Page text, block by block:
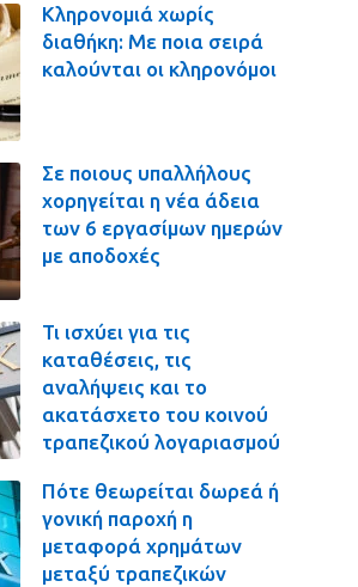
Κληρονομιά χωρίς
διαθήκη: Με ποια σειρά
καλούνται οι κληρονόμοι
Σε ποιους υπαλλήλους
χορηγείται η νέα άδεια
των 6 εργασίμων ημερών
με αποδοχές
Τι ισχύει για τις
καταθέσεις, τις
αναλήψεις και το
ακατάσχετο του κοινού
τραπεζικού λογαριασμού
Πότε θεωρείται δωρεά ή
γονική παροχή η
μεταφορά χρημάτων
μεταξύ τραπεζικών